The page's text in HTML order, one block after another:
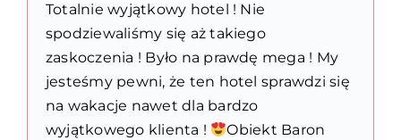
Totalnie wyjątkowy hotel ! Nie
spodziewaliśmy się aż takiego
zaskoczenia ! Było na prawdę mega ! My
jesteśmy pewni, że ten hotel sprawdzi się
na wakacje nawet dla bardzo
wyjątkowego klienta !
Obiekt Baron